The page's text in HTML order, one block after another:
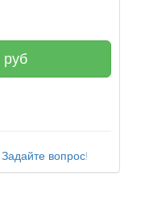
руб
Задайте вопрос!